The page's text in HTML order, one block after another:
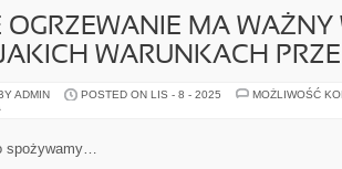
OGRZEWANIE MA
JAKICH WARUNKACH
ADMIN POSTED ON LIS - 8 - 2025
MOŻLIWOŚĆ
spożywamy…